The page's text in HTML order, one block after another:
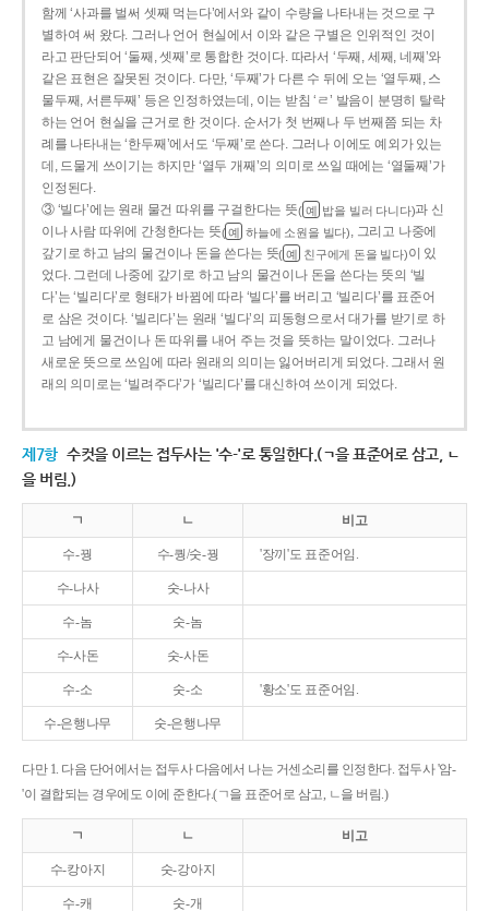
함께 ‘사과를 벌써 셋째 먹는다’에서와 같이 수량을 나타내는 것으로 구
별하여 써 왔다. 그러나 언어 현실에서 이와 같은 구별은 인위적인 것이
라고 판단되어 ‘둘째, 셋째’로 통합한 것이다. 따라서 ‘두째, 세째, 네째’와
같은 표현은 잘못된 것이다. 다만, ‘두째’가 다른 수 뒤에 오는 ‘열두째, 스
물두째, 서른두째’ 등은 인정하였는데, 이는 받침 ‘ㄹ’ 발음이 분명히 탈락
하는 언어 현실을 근거로 한 것이다. 순서가 첫 번째나 두 번째쯤 되는 차
례를 나타내는 ‘한두째’에서도 ‘두째’로 쓴다. 그러나 이에도 예외가 있는
데, 드물게 쓰이기는 하지만 ‘열두 개째’의 의미로 쓰일 때에는 ‘열둘째’가
인정된다.
③ ‘빌다’에는 원래 물건 따위를 구걸한다는 뜻( 예 밥을 빌러 다니다)과 신
이나 사람 따위에 간청한다는 뜻( 예 하늘에 소원을 빌다), 그리고 나중에
갚기로 하고 남의 물건이나 돈을 쓴다는 뜻( 예 친구에게 돈을 빌다)이 있
었다. 그런데 나중에 갚기로 하고 남의 물건이나 돈을 쓴다는 뜻의 ‘빌
다’는 ‘빌리다’로 형태가 바뀜에 따라 ‘빌다’를 버리고 ‘빌리다’를 표준어
로 삼은 것이다. ‘빌리다’는 원래 ‘빌다’의 피동형으로서 대가를 받기로 하
고 남에게 물건이나 돈 따위를 내어 주는 것을 뜻하는 말이었다. 그러나
새로운 뜻으로 쓰임에 따라 원래의 의미는 잃어버리게 되었다. 그래서 원
래의 의미로는 ‘빌려주다’가 ‘빌리다’를 대신하여 쓰이게 되었다.
제7항 수컷을 이르는 접두사는 '수-'로 통일한다.(ㄱ을 표준어로 삼고, ㄴ
을 버림.)
ㄱ ㄴ 비고
수-꿩 수-퀑/숫-꿩 '장끼'도 표준어임.
수-나사 숫-나사
수-놈 숫-놈
수-사돈 숫-사돈
수-소 숫-소 '황소'도 표준어임.
수-은행나무 숫-은행나무
다만 1. 다음 단어에서는 접두사 다음에서 나는 거센소리를 인정한다. 접두사 '암-
'이 결합되는 경우에도 이에 준한다.(ㄱ을 표준어로 삼고, ㄴ을 버림.)
ㄱ ㄴ 비고
수-캉아지 숫-강아지
수-캐 숫-개